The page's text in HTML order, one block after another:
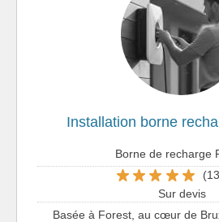
Installation borne
Borne de recharge
Sur devis
Basée à Forest, au cœur de